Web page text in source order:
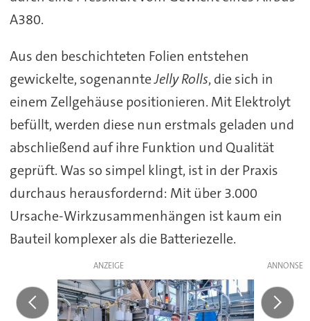
A380.
Aus den beschichteten Folien entstehen
gewickelte, sogenannteJelly Rolls, die sich in
einem Zellgehäuse positionieren. Mit Elektrolyt
befüllt, werden diese nun erstmals geladen und
abschließend auf ihre Funktion und Qualität
geprüft. Was so simpel klingt, ist in der Praxis
durchaus herausfordernd: Mit über 3.000
Ursache-Wirkzusammenhängen ist kaum ein
Bauteil komplexer als die Batteriezelle.
ANZEIGE